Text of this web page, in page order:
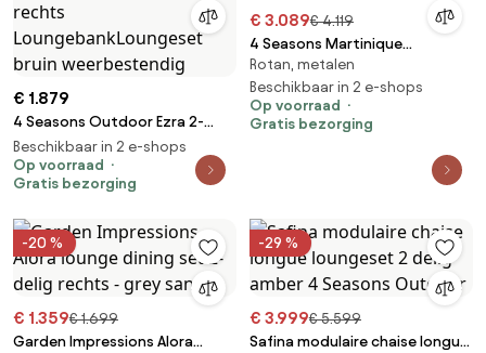
€ 1.879
4 Seasons Outdoor Ezra 2-
zitsbank met armleuning
rechts LoungebankLoungeset
bruin weerbestendig
Beschikbaar in 2 e-shops
Op voorraad
Gratis bezorging
€ 3.089€ 4.119
4 Seasons Martinique
loungebanken - amber
Rotan, metalen
Beschikbaar in 2 e-shops
Op voorraad
Gratis bezorging
-20 %
€ 1.359€ 1.699
Garden Impressions Alora
-29 %
€ 3.999€ 5.599
Safina modulaire chaise longue